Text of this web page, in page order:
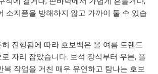
소지품을 방해하지 않고 가까이 둘 수 있습
진행됨에 따라 호보백은 올 여름 트렌드
자리 잡았습니다. 보석 장식부터 우븐, 플
복 작업을 거친 매우 유연하고 탐나는 호보